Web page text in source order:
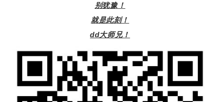
别犹豫！
就是此刻！
dd大师兄！